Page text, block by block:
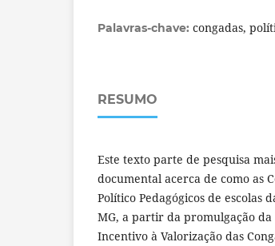
Palavras-chave: congadas,
RESUMO
Este texto parte de pesquisa
documental acerca de como as
Político Pedagógicos de escolas
MG, a partir da promulgação da
Incentivo à Valorização das